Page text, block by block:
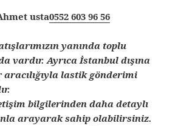
usta0552 603 96 56
yanında toplu
vardır. Ayrıca İstanbul dışına
lastik gönderimi
bilgilerinden daha detaylı
arayarak sahip olabilirsiniz.